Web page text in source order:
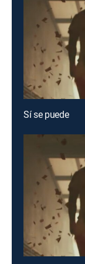
Sí se puede